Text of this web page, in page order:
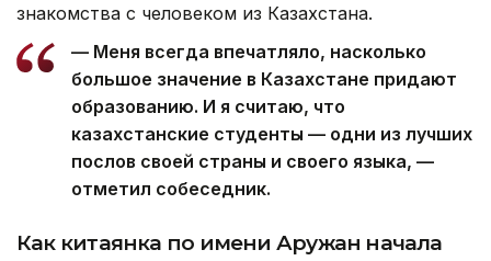
знакомства с человеком из Казахстана.
— Меня всегда впечатляло, насколько
большое значение в Казахстане придают
образованию. И я считаю, что
казахстанские студенты — одни из лучших
послов своей страны и своего языка, —
отметил собеседник.
Как китаянка по имени Аружан начала